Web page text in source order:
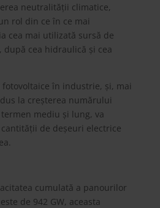
neutralității climatice,
rol din ce în ce mai
cea mai utilizată sursă de
după cea hidraulică și cea
în industrie, și, mai
la creșterea numărului
mediu și lung, va
de deșeuri electrice
cumulată a panourilor
de 942 GW, aceasta